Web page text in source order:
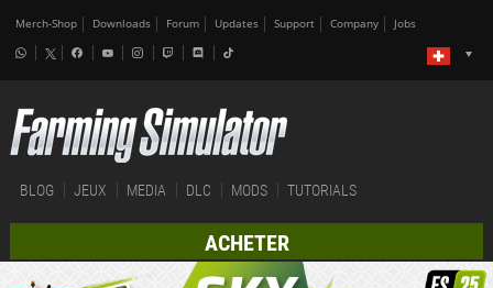
Merch-Shop Downloads Forum Updates Support Company Jobs
BLOG JEUX MEDIA DLC MODS TUTORIALS
ACHETER